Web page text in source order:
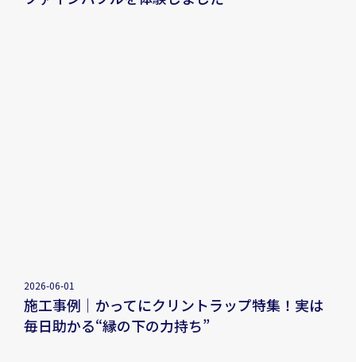
2026-06-01
施工事例｜かってにクリントラップ特集！実は
毎日助かる“縁の下の力持ち”